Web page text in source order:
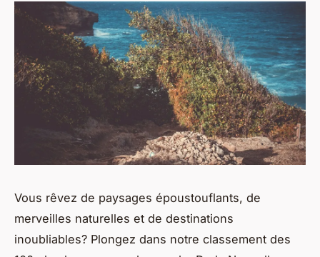
Vous rêvez de paysages époustouflants, de
merveilles naturelles et de destinations
inoubliables? Plongez dans notre classement des